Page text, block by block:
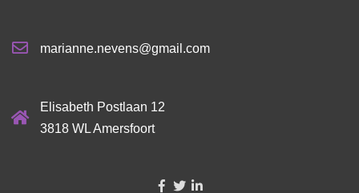
marianne.nevens@gmail.com
Elisabeth Postlaan 12
3818 WL Amersfoort